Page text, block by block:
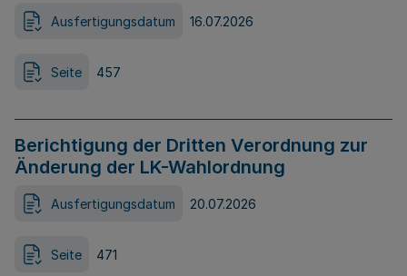
Ausfertigungsdatum 16.07.2026
Seite 457
Berichtigung der Dritten Verordnung zur
Änderung der LK-Wahlordnung
Ausfertigungsdatum 20.07.2026
Seite 471